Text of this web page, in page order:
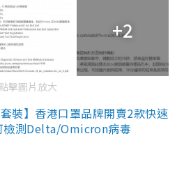
+2
點擊圖片放大
裝】香港口罩品牌開賣2款快速
檢測Delta/Omicron病毒